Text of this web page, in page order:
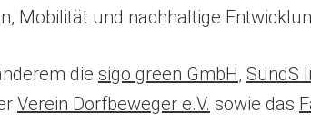
Mobilität und nachhaltige
die sigo green GmbH, SundS
Verein Dorfbeweger e.V. sowie das